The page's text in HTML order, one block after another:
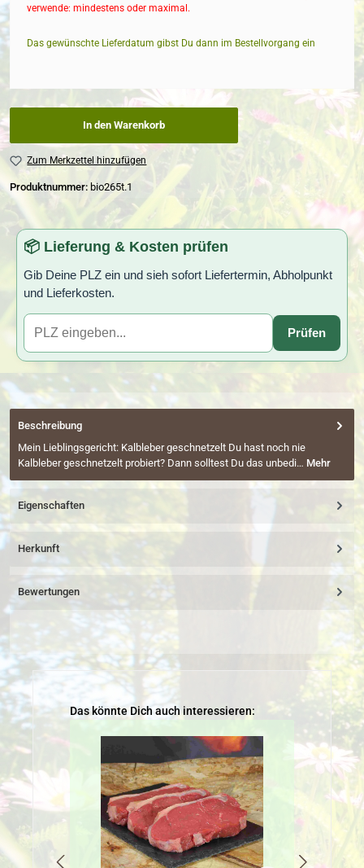
verwende: mindestens oder maximal.
Das gewünschte Lieferdatum gibst Du dann im Bestellvorgang ein
In den Warenkorb
Zum Merkzettel hinzufügen
Produktnummer: bio265t.1
📦 Lieferung & Kosten prüfen
Gib Deine PLZ ein und sieh sofort Liefertermin, Abholpunkt
und Lieferkosten.
Prüfen
Beschreibung
Mein Lieblingsgericht: Kalbleber geschnetzelt Du hast noch nie
Kalbleber geschnetzelt probiert? Dann solltest Du das unbedi… Mehr
Eigenschaften
Herkunft
Bewertungen
Produktgalerie überspringen
Das könnte Dich auch interessieren: